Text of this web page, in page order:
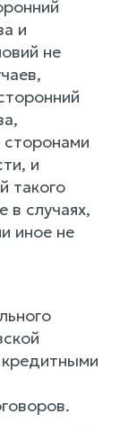
и
не
сторонами
и
такого
в случаях,
иное не